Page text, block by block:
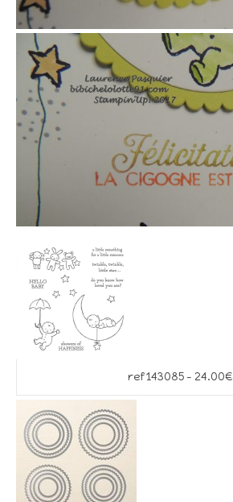
ref 143085 – 24.00€